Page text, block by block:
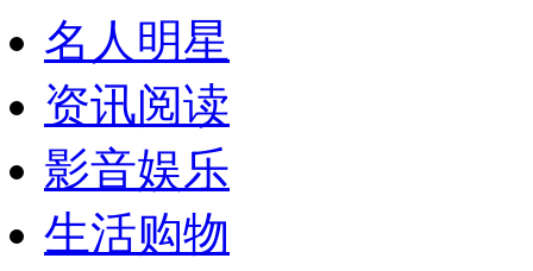
名人明星
资讯阅读
影音娱乐
生活购物